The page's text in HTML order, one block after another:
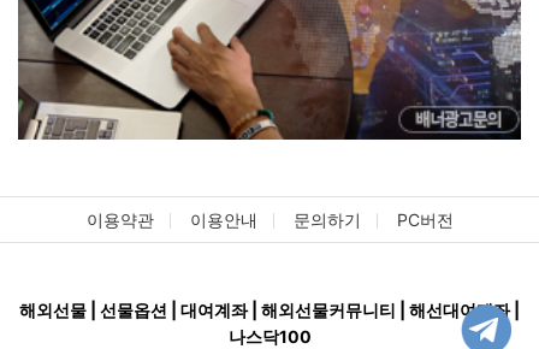
이용약관 이용안내 문의하기 PC버전
해외선물 | 선물옵션 | 대여계좌 | 해외선물커뮤니티 | 해선대여계좌 |
나스닥100